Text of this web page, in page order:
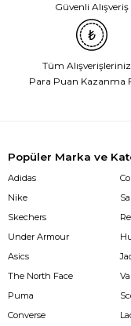
Güvenli Alışveriş
Tüm
Para Puan Kazanma
Popüler Marka ve
Adidas
Nike
Skechers
Under Armour
Asics
The North Face
Puma
Converse